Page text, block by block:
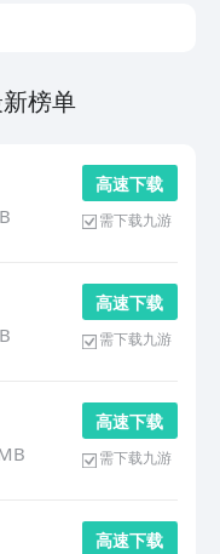
榜单
高 速 下 载
需下载九游
高 速 下 载
需下载九游
高 速 下 载
需下载九游
高 速 下 载